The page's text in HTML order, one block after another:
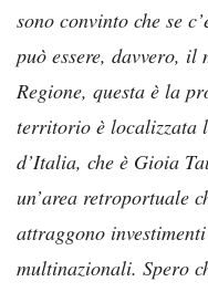
sono convinto che se
può essere, davvero,
Regione, questa è la
territorio è localizzata
d’Italia, che è Gioia
un’area retroportuale
attraggono
multinazionali. Spero